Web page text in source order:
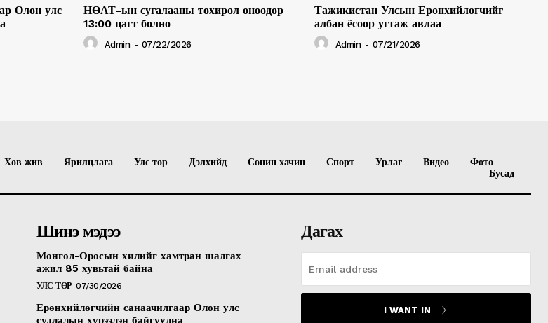
Олон улс
НӨАТ-ын сугалааны тохирол өнөөдөр
13:00 цагт болно
Admin - 07/22/2026
Тажикистан Улсын Ерөнхийлөгчийг
албан ёсоор угтаж авлаа
Admin - 07/21/2026
Хов жив Ярилцлага Улс төр Дэлхийд Сонин хачин Спорт Урлаг Видео
Фото
Бусад
Шинэ мэдээ
Монгол-Оросын хилийг хамтран шалгах
ажил 85 хувьтай байна
УЛС ТӨР 07/30/2026
Ерөнхийлөгчийн санаачилгаар Олон улс
судлалын хүрээлэн байгуулна
Дагах
I WANT IN